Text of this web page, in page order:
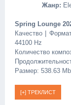
Жанр:
Spring Lounge
Качество |
44100 Hz
Количество
Размер: 538.63 Mb